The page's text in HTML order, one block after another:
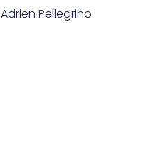
Adrien Pellegrino